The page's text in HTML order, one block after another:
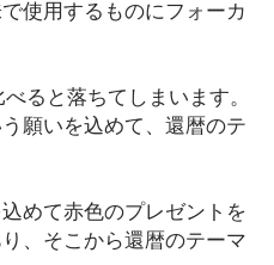
使用するものにフォーカ
ると落ちてしまいます。
願いを込めて、還暦のテ
めて赤色のプレゼントを
、そこから還暦のテーマ